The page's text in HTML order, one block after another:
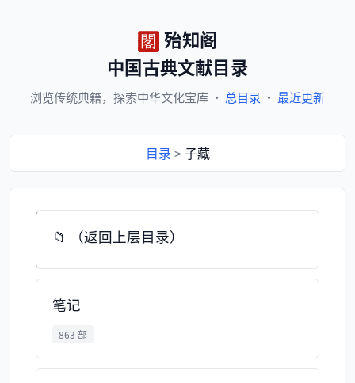
殆知阁
中国古典文献目录
浏览传统典籍， 探索中华文化宝库 · 总目录 · 最近更新
目录 >子藏
📁 （返回上层目录）
笔记
863 部